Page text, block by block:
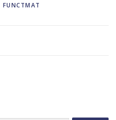
FUNCTMAT